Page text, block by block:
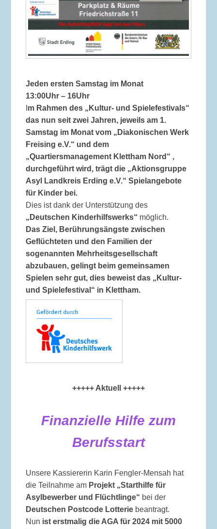
Jeden ersten Samstag im Monat
13:00Uhr – 16Uhr
m Rahmen des „Kultur- und Spielefestivals“
das nun seit zwei Jahren, jeweils am 1.
Samstag im Monat vom „Diakonischen Werk
Freising e.V.“ und dem
„Quartiersmanagement Klettham Nord“ ,
durchgeführt wird, trägt die „Aktionsgruppe
Asyl Landkreis Erding e.V.“ Spielangebote
für Kinder bei.
Dies ist dank der Unterstützung des
„Deutschen Kinderhilfswerks“ möglich.
Das Ziel, Berührungsängste zwischen
Geflüchteten und den Familien der
sogenannten Mehrheitsgesellschaft
abzubauen, gelingt beim gemeinsamen
Spielen sehr gut, dies beweist das „Kultur-
und Spielefestival“ in Klettham.
+++++ Aktuell +++++
Finanzielle Hilfe zum
Berufsstart
Unsere Kassiererin Karin Fengler-Mensah hat
die Teilnahme am Projekt „Starthilfe für
Asylbewerber und Flüchtlinge“ bei der
Deutschen Postcode Lotterie beantragt.
Nun ist erstmalig die AGA für 2024 mit 5000